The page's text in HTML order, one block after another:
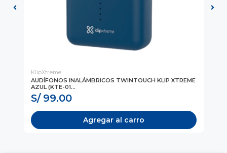
KlipXtreme
AUDÍFONOS INALÁMBRICOS TWINTOUCH KLIP XTREME
AZUL (KTE-01...
S/ 99.00
Agregar al carro